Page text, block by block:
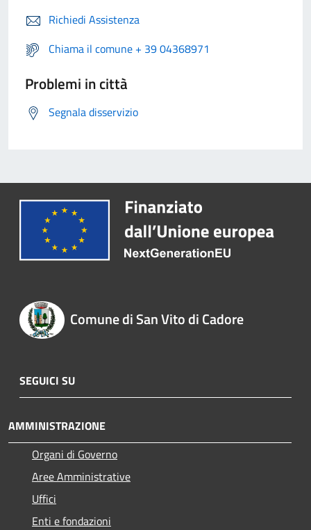
Richiedi Assistenza
Chiama il comune + 39 04368971
Problemi in città
Segnala disservizio
Comune di San Vito di Cadore
SEGUICI SU
AMMINISTRAZIONE
Organi di Governo
Aree Amministrative
Uffici
Enti e fondazioni